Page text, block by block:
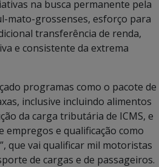
na busca permanente pela
mato-grossenses, esforço para
transferência de renda,
e consistente da extrema
programas como o pacote de
inclusive incluindo alimentos
da carga tributária de ICMS, e
empregos e qualificação como
que vai qualificar mil motoristas
de cargas e de passageiros.